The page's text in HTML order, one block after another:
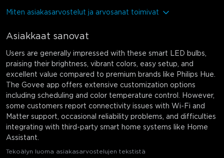
Miten asiakasarvostelut ja arvosanat toimivat
Asiakkaat sanovat
Users are generally impressed with these smart LED bulbs,
praising their brightness, vibrant colors, easy setup, and
excellent value compared to premium brands like Philips Hue.
The Govee app offers extensive customization options
including scheduling and color temperature control. However,
some customers report connectivity issues with Wi-Fi and
Matter support, occasional reliability problems, and difficulties
integrating with third-party smart home systems like Home
Assistant.
Tekoälyn luoma asiakasarvostelujen tekstistä